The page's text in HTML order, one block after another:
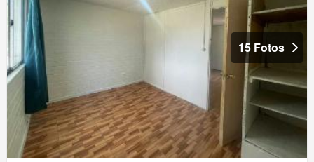
15 Fotos